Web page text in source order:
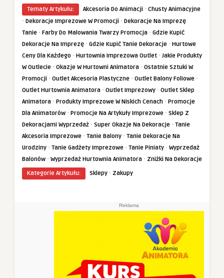
Tematy Artykułu: Akcesoria Do Animacji · Chusty Animacyjne
· Dekoracje Imprezowe W Promocji · Dekoracje Na Imprezę
Tanie · Farby Do Malowania Twarzy Promocja · Gdzie Kupić
Dekoracje Na Imprezę · Gdzie Kupić Tanie Dekoracje · Hurtowe
Ceny Dla Każdego · Hurtownia Imprezowa Outlet · Jakie Produkty
W Outlecie · Okazje W Hurtowni Animatora · Ostatnie Sztuki W
Promocji · Outlet Akcesoria Plastyczne · Outlet Balony Foliowe ·
Outlet Hurtownia Animatora · Outlet Imprezowy · Outlet Sklep
Animatora · Produkty Imprezowe W Niskich Cenach · Promocje
Dla Animatorów · Promocje Na Artykuły Imprezowe · Sklep Z
Dekoracjami Wyprzedaż · Super Okazje Na Dekoracje · Tanie
Akcesoria Imprezowe · Tanie Balony · Tanie Dekoracje Na
Urodziny · Tanie Gadżety Imprezowe · Tanie Piniaty · Wyprzedaż
Balonów · Wyprzedaż Hurtownia Animatora · Zniżki Na Dekoracje
Kategorie Artykułu:
Sklepy · Zakupy
Reklama